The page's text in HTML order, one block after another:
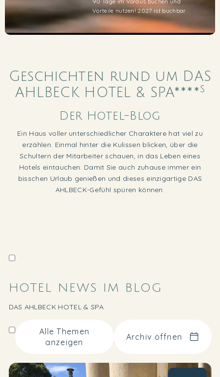
Vorteile nutzen! 2027 ist buchbar
Geschichten rund um DAS
AHLBECK HOTEL & SPA****s
Der Hotel-Blog
Ein Haus voller unterschiedlicher Charaktere hat viel zu
erzählen. Einmal hinter die Kulissen blicken, über die
Schultern der Mitarbeiter schauen, in das Leben eines
Hotels eintauchen: Damit Sie auch zuhause immer ein
bisschen Urlaub genießen und dieses einzigartige DAS
AHLBECK-Gefühl spüren können.
HOTEL NEWS IM BLOG
DAS AHLBECK HOTEL & SPA
Alle Themen
anzeigen
Archiv öffnen